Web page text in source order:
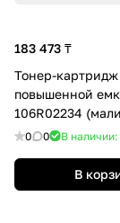
183 473 ₸
Тонер-картридж
повышенной
106R02234
0 0 В наличии:
В